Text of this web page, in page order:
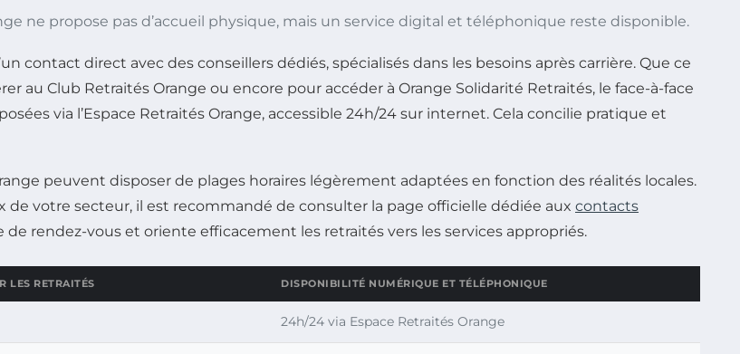
ne propose pas d’accueil physique, mais un service digital et téléphonique reste disponible.
contact direct avec des conseillers dédiés, spécialisés dans les besoins après carrière. Que ce
au Club Retraités Orange ou encore pour accéder à Orange Solidarité Retraités, le face-à-face
via l’Espace Retraités Orange, accessible 24h/24 sur internet. Cela concilie pratique et
peuvent disposer de plages horaires légèrement adaptées en fonction des réalités locales.
votre secteur, il est recommandé de consulter la page officielle dédiée aux contacts
de rendez-vous et oriente efficacement les retraités vers les services appropriés.
LES RETRAITÉS DISPONIBILITÉ NUMÉRIQUE ET TÉLÉPHONIQUE
24h/24 via Espace Retraités Orange